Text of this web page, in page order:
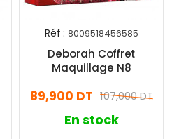
Réf : 8009518456585
Deborah Coffret
Maquillage​ N8
107,000 DT
89,900 DT
En stock